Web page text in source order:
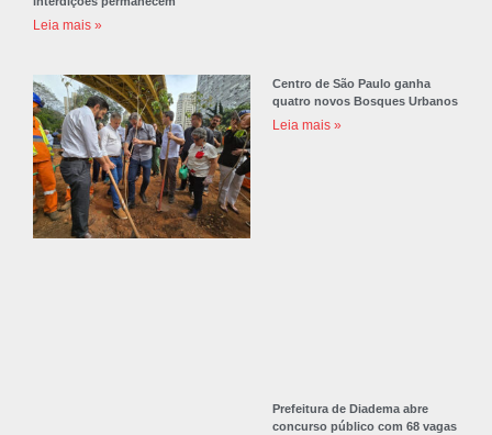
Leia mais »
Centro de São Paulo ganha
quatro novos Bosques Urbanos
Leia mais »
Prefeitura de Diadema abre
concurso público com 68 vagas